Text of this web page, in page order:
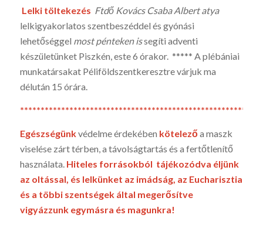
Lelki töltekezés Ftdő Kovács Csaba Albert atya
lelkigyakorlatos szentbeszéddel és gyónási
lehetőséggel most pénteken issegíti adventi
készületünket Piszkén, este 6 órakor. ***** A plébániai
munkatársakat Péliföldszentkeresztre várjuk ma
délután 15 órára.
*********************************************************
Egészségünkvédelme érdekében kötelezőa maszk
viselése zárt térben, a távolságtartás és a fertőtlenítő
használata. Hiteles forrásokból tájékozódva éljünk
az oltással, és lelkünket az imádság, az Eucharisztia
és a többi szentségek által megerősítve
vigyázzunk egymásra és magunkra!